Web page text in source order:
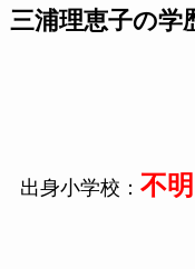
三浦理恵子の学
出身小学校： 不明